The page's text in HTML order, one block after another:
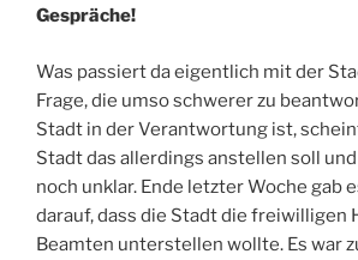
Gespräche!
Was passiert da eigentlich mit der
Frage, die umso schwerer zu
Stadt in der Verantwortung ist,
Stadt das allerdings anstellen soll
noch unklar. Ende letzter Woche gab
darauf, dass die Stadt die freiwilligen
Beamten unterstellen wollte. Es war